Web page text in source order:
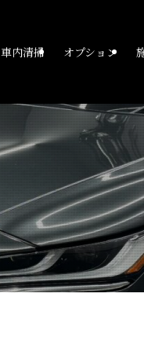
車内清掃 オプション